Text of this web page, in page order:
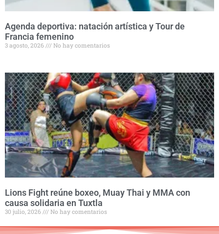
Agenda deportiva: natación artística y Tour de
Francia femenino
3 agosto, 2026 No hay comentarios
Lions Fight reúne boxeo, Muay Thai y MMA con
causa solidaria en Tuxtla
30 julio, 2026 No hay comentarios